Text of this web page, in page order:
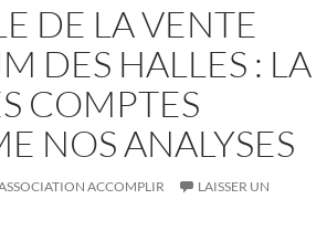
DE LA VENTE
DES HALLES : LA
COMPTES
NOS ANALYSES
ACCOMPLIR
LAISSER UN